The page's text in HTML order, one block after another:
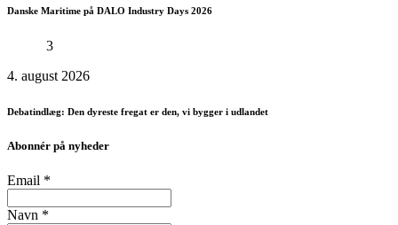
Danske Maritime på DALO Industry Days 2026
3
4. august 2026
Debatindlæg: Den dyreste fregat er den, vi bygger i udlandet
Abonnér på nyheder
Email *
Navn *